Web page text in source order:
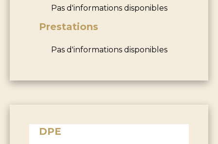
Pas d'informations disponibles
Prestations
Pas d'informations disponibles
DPE